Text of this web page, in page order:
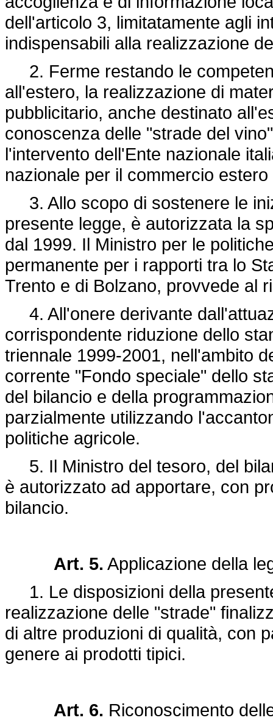
dell'articolo 3, limitatamente agli
indispensabili alla realizzazione
2. Ferme restando le
all'estero, la realizzazione di
pubblicitario, anche destinato
conoscenza delle "strade del
l'intervento dell'Ente nazionale
nazionale per il commercio
3. Allo scopo di sostenere le
presente legge, è autorizzata la
dal 1999. Il Ministro per le
permanente per i rapporti tra lo
Trento e di Bolzano, provvede al
4. All'onere derivante
corrispondente riduzione dello
triennale 1999-2001, nell'ambito
corrente "Fondo speciale" dello
del bilancio e della
parzialmente utilizzando
politiche agricole.
5. Il Ministro del tesoro, del
è autorizzato ad apportare, con
bilancio.
Art. 5. Applicazione della
1. Le disposizioni della
realizzazione delle "strade"
di altre produzioni di qualità, con
genere ai prodotti tipici.
Art. 6. Riconoscimento